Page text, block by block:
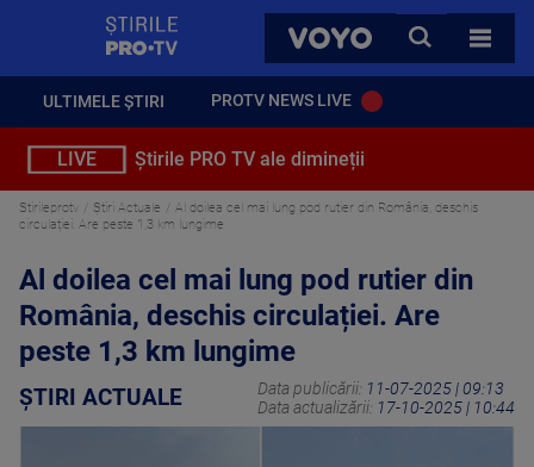
VOYO
CAUTA
TOATE
ULTIMELE ȘTIRI PROTV NEWS LIVE
LIVE Știrile PRO TV ale dimineții
Stirileprotv Știri Actuale
Al doilea cel mai lung pod rutier din România, deschis
circulației. Are peste 1,3 km lungime
Al doilea cel mai lung pod rutier din
România, deschis circulației. Are
peste 1,3 km lungime
ȘTIRI ACTUALE Data publicării: 11-07-2025 | 09:13
Data actualizării: 17-10-2025 | 10:44